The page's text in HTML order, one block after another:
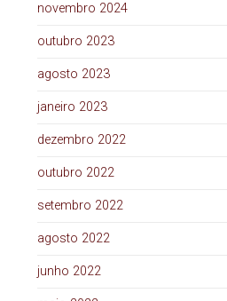
novembro 2024
outubro 2023
agosto 2023
janeiro 2023
dezembro 2022
outubro 2022
setembro 2022
agosto 2022
junho 2022